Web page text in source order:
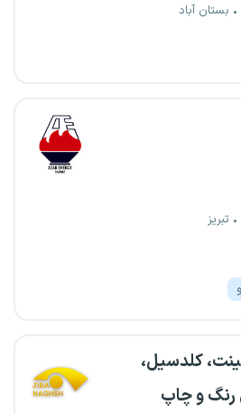
بستان آباد
تبریز
کلدسیل،
و چاپ